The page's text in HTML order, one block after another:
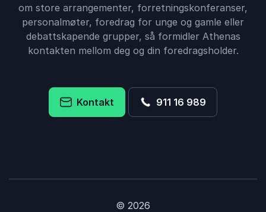
om store arrangementer, forretningskonferanser,
personalmøter, foredrag for unge og gamle eller
debattskapende grupper, så formidler Athenas
kontakten mellom deg og din foredragsholder.
Kontakt 911 16 989
© 2026